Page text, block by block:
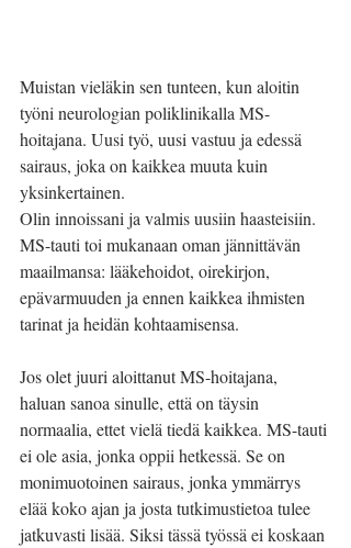
Muistan vieläkin sen tunteen, kun aloitin
työni neurologian poliklinikalla MS-
hoitajana. Uusi työ, uusi vastuu ja edessä
sairaus, joka on kaikkea muuta kuin
yksinkertainen.
Olin innoissani ja valmis uusiin haasteisiin.
MS-tauti toi mukanaan oman jännittävän
maailmansa: lääkehoidot, oirekirjon,
epävarmuuden ja ennen kaikkea ihmisten
tarinat ja heidän kohtaamisensa.
Jos olet juuri aloittanut MS-hoitajana,
haluan sanoa sinulle, että on täysin
normaalia, ettet vielä tiedä kaikkea. MS-tauti
ei ole asia, jonka oppii hetkessä. Se on
monimuotoinen sairaus, jonka ymmärrys
elää koko ajan ja josta tutkimustietoa tulee
jatkuvasti lisää. Siksi tässä työssä ei koskaan